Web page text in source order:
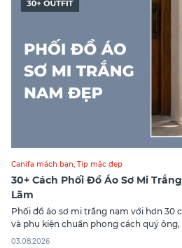
Canifa mách bạn, Tip mặc đẹp
30+ Cách Phối Đồ Áo Sơ Mi
Lãm
Phối đồ áo sơ mi trắng nam với hơn 30
và phụ kiện chuẩn phong cách quý
03.08.2026